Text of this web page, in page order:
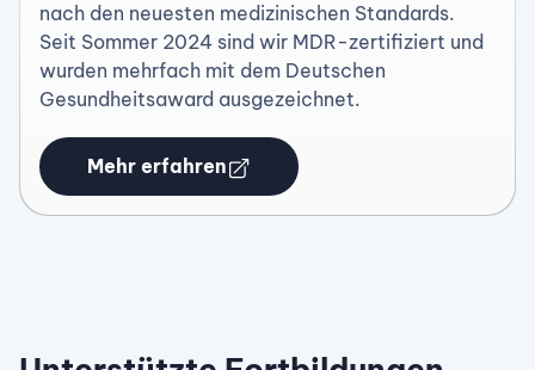
nach den neuesten medizinischen Standards.
Seit Sommer 2024 sind wir MDR-zertifiziert und
wurden mehrfach mit dem Deutschen
Gesundheitsaward ausgezeichnet.
Mehr erfahren